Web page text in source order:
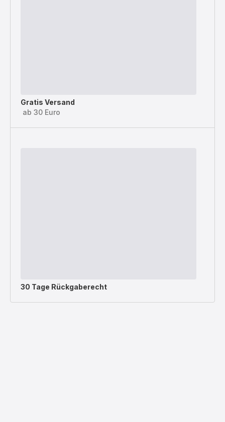
Gratis Versand
ab 30 Euro
30 Tage Rückgaberecht